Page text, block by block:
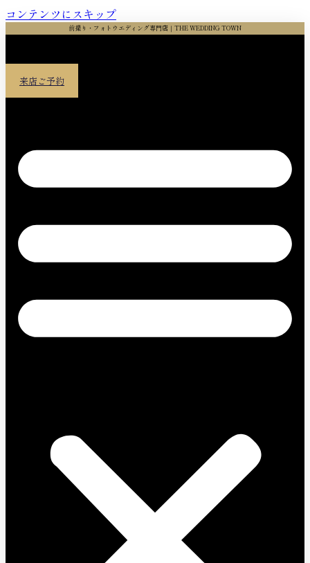
コンテンツにスキップ
前撮り・フォトウエディング専門店｜THE WEDDING TOWN
来店ご予約